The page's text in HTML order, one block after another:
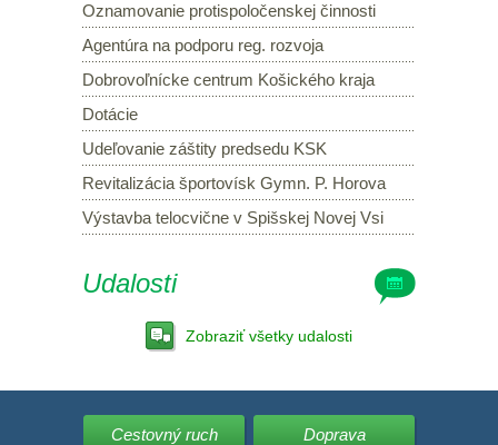
Oznamovanie protispoločenskej činnosti
Agentúra na podporu reg. rozvoja
Dobrovoľnícke centrum Košického kraja
Dotácie
Udeľovanie záštity predsedu KSK
Revitalizácia športovísk Gymn. P. Horova
Výstavba telocvične v Spišskej Novej Vsi
Udalosti
Zobraziť všetky udalosti
Cestovný ruch Doprava